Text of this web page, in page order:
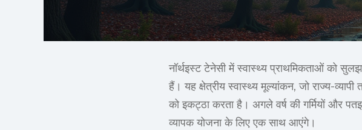
नॉर्थइस्ट टेनेसी में स्वास्थ्य प्राथमिकताओं को
हैं। यह क्षेत्रीय स्वास्थ्य मूल्यांकन, जो राज्य-व्यापी
को इकट्ठा करता है। अगले वर्ष की गर्मियों और
व्यापक योजना के लिए एक साथ आएंगे।